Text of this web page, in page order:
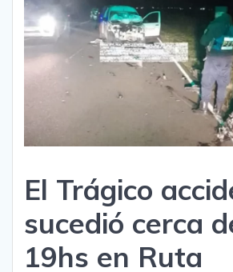
El Trágico
sucedió cerca
19hs en Ruta